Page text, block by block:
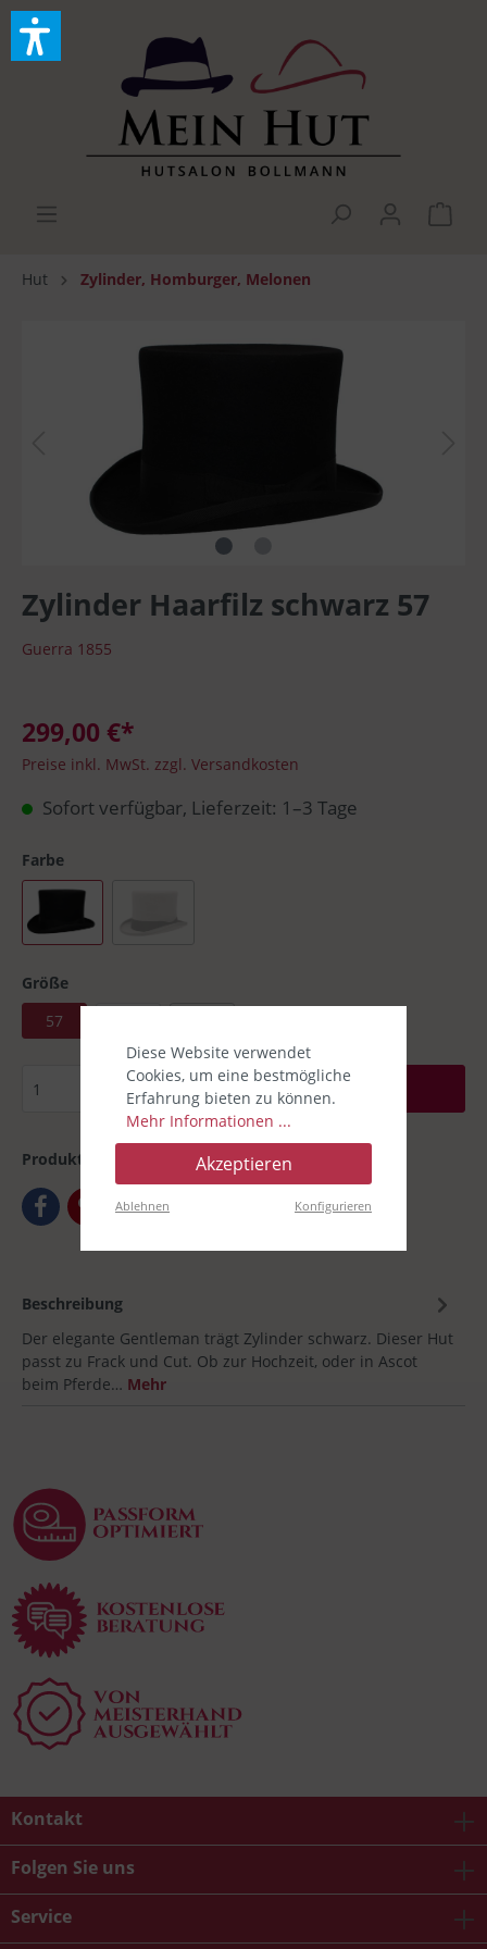
Hut Zylinder, Homburger, Melonen
Zylinder Haarfilz schwarz 57
Guerra 1855
299,00 €*
Preise inkl. MwSt. zzgl. Versandkosten
Sofort verfügbar, Lieferzeit: 1–3 Tage
Farbe
Größe
57
In den Warenkorb
Produktnummer: 00030640-01
Beschreibung
Der elegante Gentleman trägt Zylinder schwarz. Dieser Hut
passt zu Frack und Cut. Ob zur Hochzeit, oder in Ascot
beim Pferde… Mehr
Kontakt
Folgen Sie uns
Service
Diese Website verwendet
Cookies, um eine bestmögliche
Erfahrung bieten zu können.
Mehr Informationen ...
Akzeptieren
Ablehnen Konfigurieren